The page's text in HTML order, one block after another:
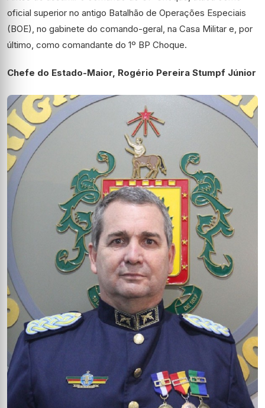
oficial superior no antigo Batalhão de Operações Especiais
(BOE), no gabinete do comando-geral, na Casa Militar e, por
último, como comandante do 1º BP Choque.
Chefe do Estado-Maior, Rogério Pereira Stumpf Júnior